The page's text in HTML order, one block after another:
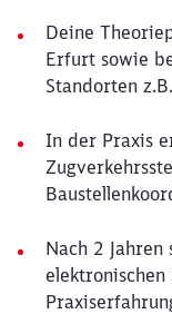
Deine
Erfurt sowie
Standorten
In der Praxis
Nach 2